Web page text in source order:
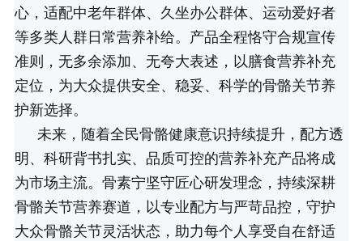
心，适配中老年群体、久坐办公群体、运动爱好者
等多类人群日常营养补给。产品全程恪守合规宣传
准则，无多余添加、无夸大表述，以膳食营养补充
定位，为大众提供安全、稳妥、科学的骨骼关节养
护新选择。
未来，随着全民骨骼健康意识持续提升，配方透
明、科研背书扎实、品质可控的营养补充产品将成
为市场主流。骨素宁坚守匠心研发理念，持续深耕
骨骼关节营养赛道，以专业配方与严苛品控，守护
大众骨骼关节灵活状态，助力每个人享受自在舒适